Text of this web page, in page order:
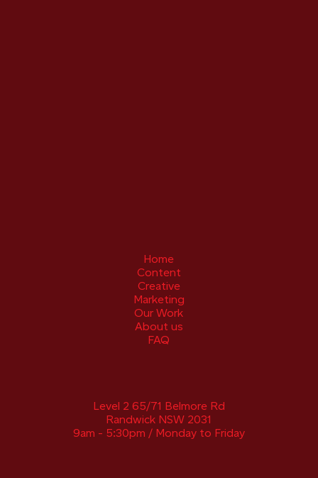
Home
Content
Creative
Marketing
Our Work
About us
FAQ
Level 2 65/71 Belmore Rd
Randwick NSW 2031
9am - 5:30pm / Monday to Friday